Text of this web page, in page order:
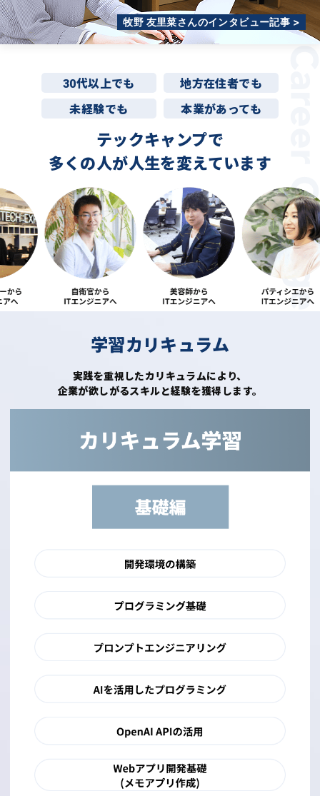
牧野 友里菜さんのインタビュー記事 >
30代以上でも
地方在住者でも
未経験でも
本業があっても
テックキャンプで
多くの人が人生を変えています
学習カリキュラム
実践を重視したカリキュラムにより、
企業が欲しがるスキルと経験を獲得します。